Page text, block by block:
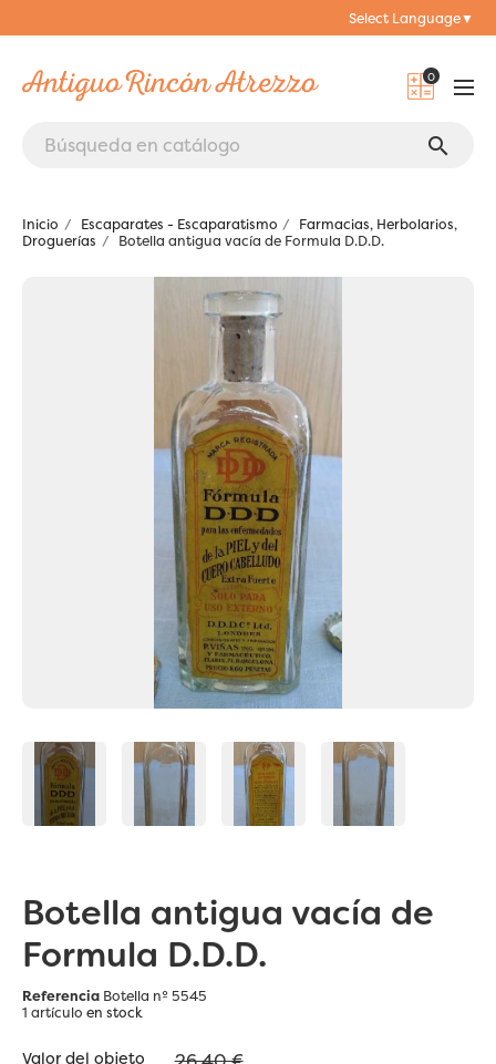
Select Language▼
0
search
Inicio Escaparates - Escaparatismo
Farmacias, Herbolarios,
Droguerías
Botella antigua vacía de Formula D.D.D.
Botella antigua vacía de
Formula D.D.D.
Referencia Botella nº 5545
1 artículo en stock
Valor del objeto